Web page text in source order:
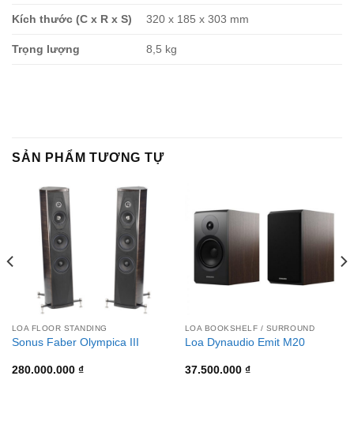
Kích thước (C x R x S) 320 x 185 x 303 mm
Trọng lượng 8,5 kg
SẢN PHẨM TƯƠNG TỰ
LOA FLOOR STANDING
Sonus Faber Olympica III
280.000.000 ₫
LOA BOOKSHELF / SURROUND
Loa Dynaudio Emit M20
37.500.000 ₫